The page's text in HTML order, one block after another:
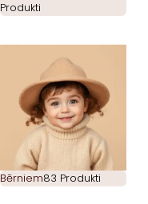
Produkti
Bērniem83 Produkti